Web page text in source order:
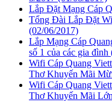
Lắp Đặt Mạng Cáp
Tổng Đài Lắp Đặt
(02/06/2017)
Lắp Mạng Cáp
số 1 của các gia đình
Wifi Cáp Quang
Thơ Khuyến Mãi
Wifi Cáp Quang
Thơ Khuyến Mãi Lớn